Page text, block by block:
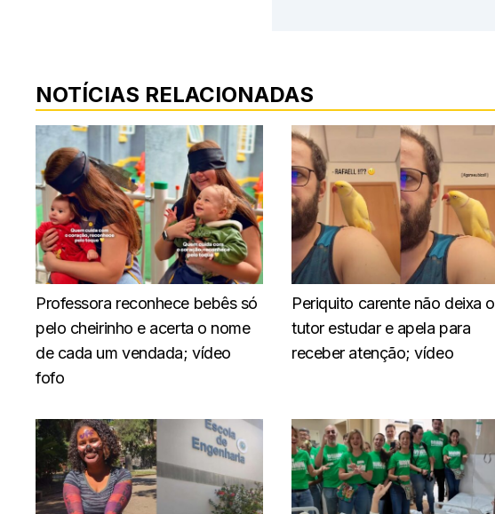
NOTÍCIAS RELACIONADAS
Professora reconhece bebês só
pelo cheirinho e acerta o nome
de cada um vendada; vídeo
fofo
Periquito carente não deixa o
tutor estudar e apela para
receber atenção; vídeo